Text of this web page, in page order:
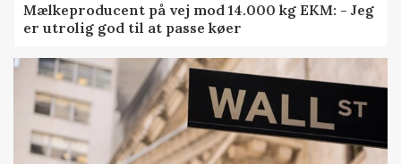
Mælkeproducent på vej mod 14.000 kg EKM: - Jeg
er utrolig god til at passe køer